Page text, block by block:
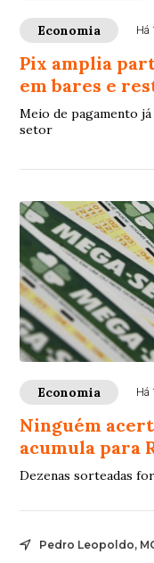
Economia Há
Pix amplia
em bares e
Meio de pagamento
setor
Economia Há
Ninguém
acumula para
Dezenas sorteadas
Pedro Leopoldo,